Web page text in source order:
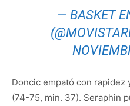
— BASKET
Doncic empató con rapidez
(74-75, min. 37). Seraphin